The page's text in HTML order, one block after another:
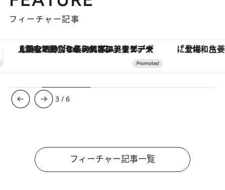
フィーチャー記事
「土佐和ハーブかき氷」がOMO7高知に登場！生姜、山椒、大葉など目にも舌にも涼を呼ぶ郷土の味
3 /6
フィーチャー記事一覧